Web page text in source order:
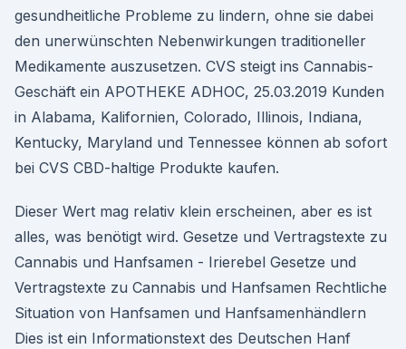
gesundheitliche Probleme zu lindern, ohne sie dabei
den unerwünschten Nebenwirkungen traditioneller
Medikamente auszusetzen. CVS steigt ins Cannabis-
Geschäft ein APOTHEKE ADHOC, 25.03.2019 Kunden
in Alabama, Kalifornien, Colorado, Illinois, Indiana,
Kentucky, Maryland und Tennessee können ab sofort
bei CVS CBD-haltige Produkte kaufen.
Dieser Wert mag relativ klein erscheinen, aber es ist
alles, was benötigt wird. Gesetze und Vertragstexte zu
Cannabis und Hanfsamen - Irierebel Gesetze und
Vertragstexte zu Cannabis und Hanfsamen Rechtliche
Situation von Hanfsamen und Hanfsamenhändlern
Dies ist ein Informationstext des Deutschen Hanf